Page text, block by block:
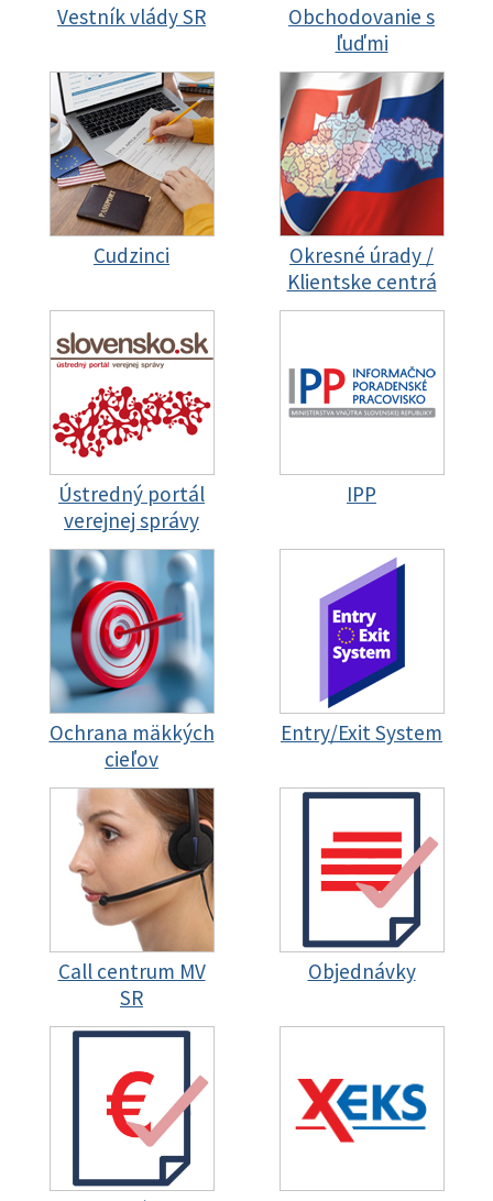
Vestník vlády SR
Obchodovanie s
ľuďmi
Cudzinci
Okresné úrady /
Klientske centrá
Ústredný portál
verejnej správy
IPP
Ochrana mäkkých
cieľov
Entry/Exit System
Call centrum MV
SR
Objednávky